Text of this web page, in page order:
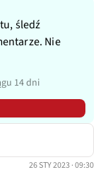
śledź
Nie
14 dni
26 STY 2023 · 09:30